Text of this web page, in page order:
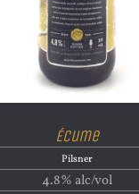
Écume
Pilsner
4.8% alc/vol